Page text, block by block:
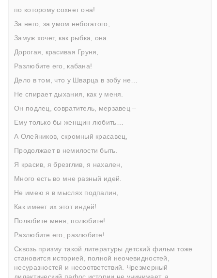
по которому сохнет она!
За него, за умом небогатого,
Замуж хочет, как рыбка, она.
Дорогая, красивая Груня,
Разлюбите его, кабана!
Дело в том, что у Шварца в зобу не…
Не спирает дыхания, как у меня.
Он подлец, совратитель, мерзавец –
Ему только бы женщин любить…
А Олейников, скромный красавец,
Продолжает в немилости быть.
Я красив, я брезглив, я нахален,
Много есть во мне разный идей.
Не имею я в мыслях подпалин,
Как имеет их этот индей!
Полюбите меня, полюбите!
Разлюбите его, разлюбите!
Сквозь призму такой литературы детский фильм тоже
становится историей, полной неочевидностей,
несуразностей и несоответствий. Чрезмерный